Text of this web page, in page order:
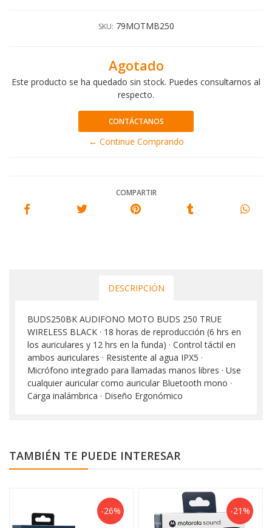
SKU: 79MOTMB250
Agotado
Este producto se ha quedado sin stock. Puedes consultarnos al
respecto.
CONTÁCTANOS
← Continue Comprando
COMPARTIR
DESCRIPCIÓN
BUDS250BK AUDIFONO MOTO BUDS 250 TRUE
WIRELESS BLACK · 18 horas de reproducción (6 hrs en
los auriculares y 12 hrs en la funda) · Control táctil en
ambos auriculares · Resistente al agua IPX5 ·
Micrófono integrado para llamadas manos libres · Use
cualquier auricular como auricular Bluetooth mono ·
Carga inalámbrica · Diseño Ergonómico
TAMBIÉN TE PUEDE INTERESAR
-26% -21%